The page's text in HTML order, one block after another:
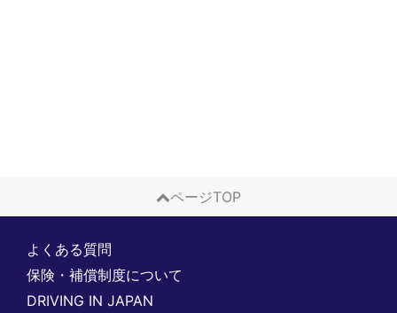
ページTOP
よくある質問
保険・補償制度について
DRIVING IN JAPAN